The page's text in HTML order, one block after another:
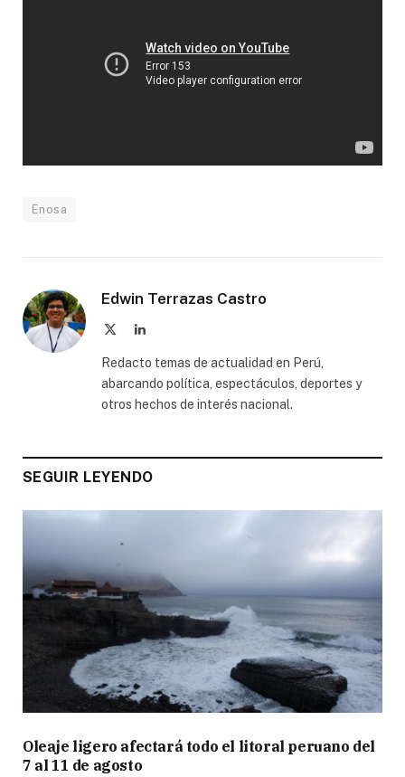
Enosa
Edwin Terrazas Castro
LinkedIn
Redacto temas de actualidad en Perú,
abarcando política, espectáculos, deportes y
otros hechos de interés nacional.
SEGUIR LEYENDO
Oleaje ligero afectará todo el litoral peruano del
7 al 11 de agosto